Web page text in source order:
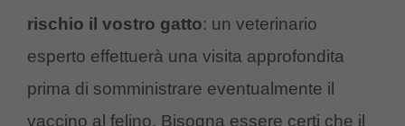
rischio il vostro gatto: un veterinario
esperto effettuerà una visita approfondita
prima di somministrare eventualmente il
vaccino al felino. Bisogna essere certi che il